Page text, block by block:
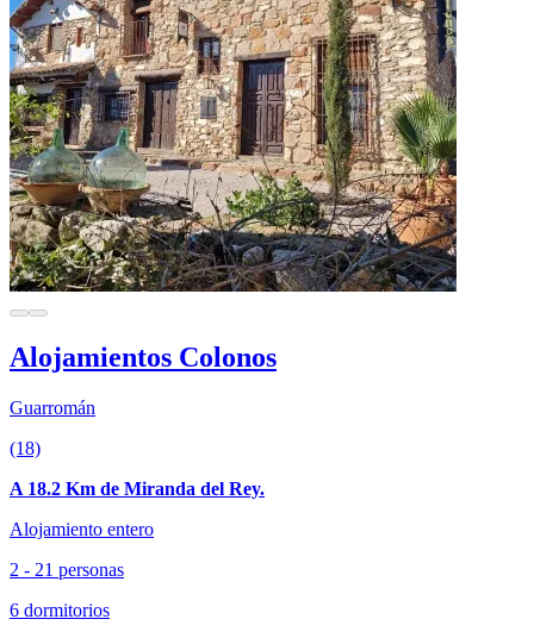
Alojamientos Colonos
Guarromán
(18)
A 18.2 Km de Miranda del Rey.
Alojamiento entero
2 - 21 personas
6 dormitorios